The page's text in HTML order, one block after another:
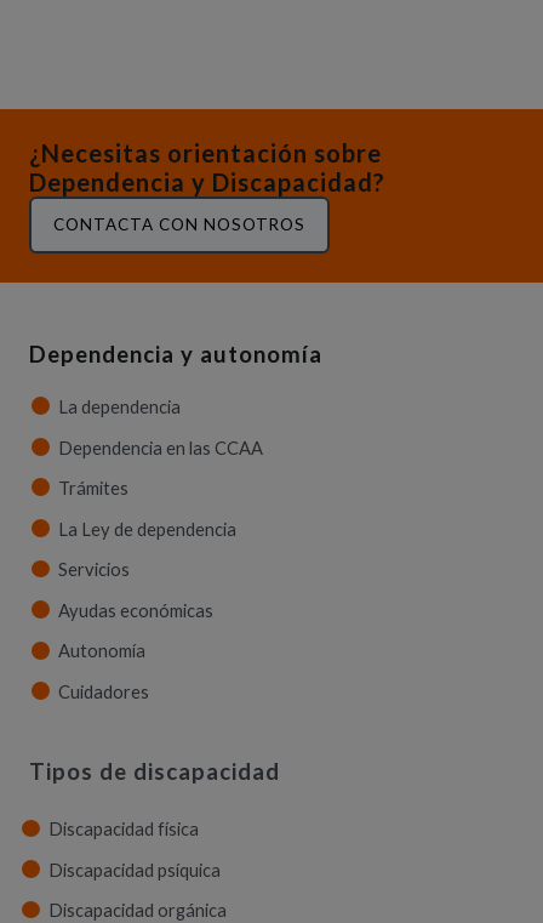
¿Necesitas orientación sobre
Dependencia y Discapacidad?
CONTACTA CON NOSOTROS
Dependencia y autonomía
La dependencia
Dependencia en las CCAA
Trámites
La Ley de dependencia
Servicios
Ayudas económicas
Autonomía
Cuidadores
Tipos de discapacidad
Discapacidad física
Discapacidad psíquica
Discapacidad orgánica